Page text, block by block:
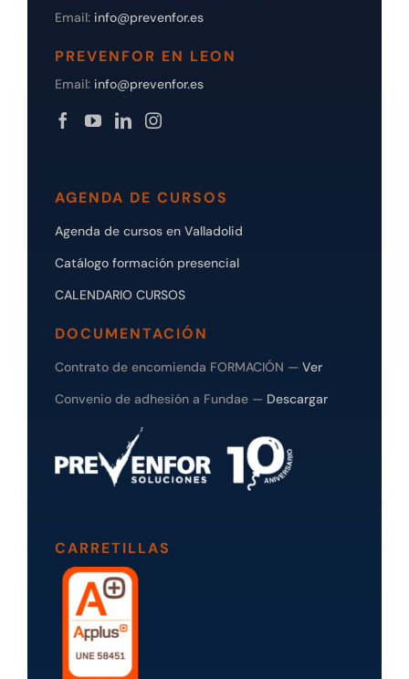
Email: info@prevenfor.es
PREVENFOR EN LEON
Email: info@prevenfor.es
AGENDA DE CURSOS
Agenda de cursos en Valladolid
Catálogo formación presencial
CALENDARIO CURSOS
DOCUMENTACIÓN
Contrato de encomienda FORMACIÓN — Ver
Convenio de adhesión a Fundae — Descargar
CARRETILLAS